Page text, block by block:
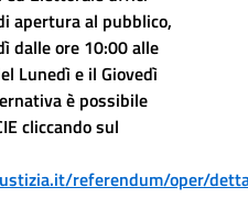
apertura al pubblico,
dalle ore 10:00 alle
Lunedì e il Giovedì
è possibile
cliccando sul
referendum/oper/